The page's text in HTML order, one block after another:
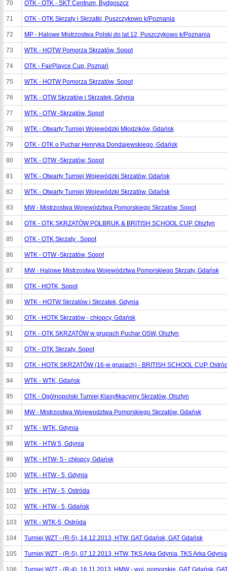
70 OTK - OTK - SKT Centrum, Bydgoszcz
71 OTK - OTK Skrzaty i Skrzatki, Puszczykowo k/Poznania
72 MP - Halowe Mistrzostwa Polski do lat 12, Puszczykowo k/Poznania
73 WTK - HOTW Pomorza Skrzatów, Sopot
74 OTK - FairPlayce Cup, Poznań
75 WTK - HOTW Pomorza Skrzatów, Sopot
76 WTK - OTW Skrzatów i Skrzatek, Gdynia
77 WTK - OTW -Skrzatów, Sopot
78 WTK - Otwarty Turniej Wojewódzki Młodzików, Gdańsk
79 OTK - OTK o Puchar Henryka Dondajewskiego, Gdańsk
80 WTK - OTW -Skrzatów, Sopot
81 WTK - Otwarty Turniej Wojewódzki Skrzatów, Gdańsk
82 WTK - Otwarty Turniej Wojewódzki Skrzatów, Gdańsk
83 MW - Mistrzostwa Województwa Pomorskiego Skrzatów, Sopot
84 OTK - OTK SKRZATÓW POLBRUK & BRITISH SCHOOL CUP, Olsztyn
85 OTK - OTK Skrzaty , Sopot
86 WTK - OTW -Skrzatów, Sopot
87 MW - Halowe Mistrzostwa Województwa Pomorskiego Skrzaty, Gdańsk
88 OTK - HOTK, Sopot
89 WTK - HOTW Skrzatów i Skrzatek, Gdynia
90 OTK - HOTK Skrzatów - chłopcy, Gdańsk
91 OTK - OTK SKRZATÓW w grupach Puchar OSW, Olsztyn
92 OTK - OTK Skrzaty, Sopot
93 OTK - HOTK SKRZATÓW (16-w grupach) - BRITISH SCHOOL CUP,
94 WTK - WTK, Gdańsk
95 OTK - Ogólnopolski Turniej Klasyfikacyjny Skrzatów, Olsztyn
96 MW - Mistrzostwa Wojewodztwa Pomorskiego Skrzatów, Gdańsk
97 WTK - WTK, Gdynia
98 WTK - HTW 5, Gdynia
99 WTK - HTW- 5 - chłopcy, Gdańsk
100 WTK - HTW - 5, Gdynia
101 WTK - HTW - 5, Ostróda
102 WTK - HTW - 5, Gdańsk
103 WTK - WTK-5, Ostróda
104 Turniej WZT - (R-5), 14.12.2013, HTW, GAT Gdańsk, GAT Gdańsk
105 Turniej WZT - (R-5), 07.12.2013, HTW, TKS Arka Gdynia, TKS Arka Gdynia
106 Turniej WZT - (R-4), 16.11.2013, HMW - woj. pomorskie, GAT Gdańsk,